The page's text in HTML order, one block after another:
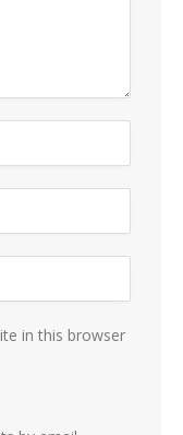
in this browser